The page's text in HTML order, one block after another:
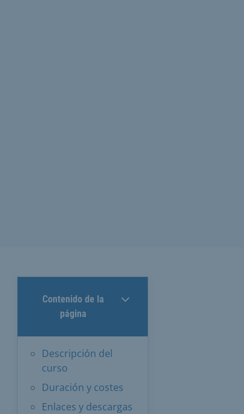
Contenido de la
página
Descripción del
curso
Duración y costes
Enlaces y descargas